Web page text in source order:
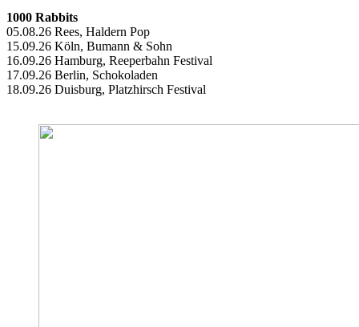
1000 Rabbits
05.08.26 Rees, Haldern Pop
15.09.26 Köln, Bumann & Sohn
16.09.26 Hamburg, Reeperbahn Festival
17.09.26 Berlin, Schokoladen
18.09.26 Duisburg, Platzhirsch Festival